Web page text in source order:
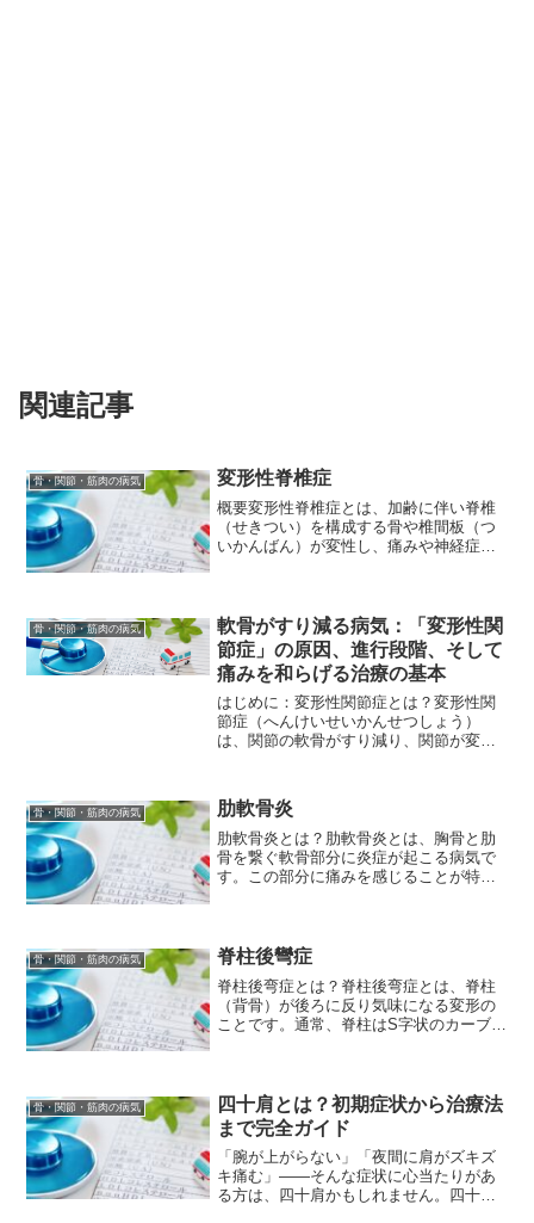
関連記事
骨・関節・筋肉の病気 変形性脊椎症
概要変形性脊椎症とは、加齢に伴い脊椎
（せきつい）を構成する骨や椎間板（つ
いかんばん）が変性し、痛みや神経症状
ます。この椎骨や椎間板が...
骨・関節・筋肉の病気
軟骨がすり減る病気：「変形性関
節症」の原因、進行段階、そして
痛みを和らげる治療の基本
はじめに：変形性関節症とは？変形性関
節症（へんけいせいかんせつしょう）
は、関節の軟骨がすり減り、関節が変形
は、特に膝（ひざ）や股関節（こかんせ
つ）、手の指の関節（へバー...
骨・関節・筋肉の病気 肋軟骨炎
肋軟骨炎とは？肋軟骨炎とは、胸骨と肋
骨を繋ぐ軟骨部分に炎症が起こる病気で
す。この部分に痛みを感じることが特徴
明確な原因は、まだ完全に...
骨・関節・筋肉の病気 脊柱後彎症
脊柱後弯症とは？脊柱後弯症とは、脊柱
（背骨）が後ろに反り気味になる変形の
ことです。通常、脊柱はS字状のカーブを
大きく分けて以下のもの...
骨・関節・筋肉の病気
四十肩とは？初期症状から治療法
まで完全ガイド
「腕が上がらない」「夜間に肩がズキズ
キ痛む」——そんな症状に心当たりがあ
る方は、四十肩かもしれません。四十肩